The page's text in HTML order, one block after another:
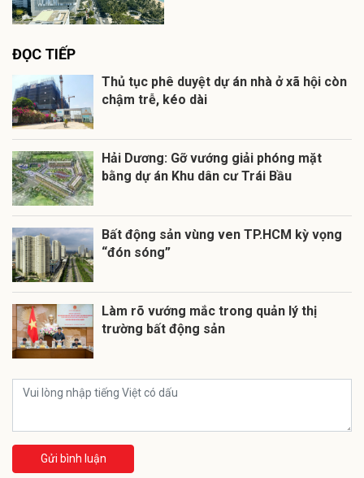
ĐỌC TIẾP
Thủ tục phê duyệt dự án nhà ở xã hội còn
chậm trễ, kéo dài
Hải Dương: Gỡ vướng giải phóng mặt
bằng dự án Khu dân cư Trái Bầu
Bất động sản vùng ven TP.HCM kỳ vọng
“đón sóng”
Làm rõ vướng mắc trong quản lý thị
trường bất động sản
Gửi bình luận